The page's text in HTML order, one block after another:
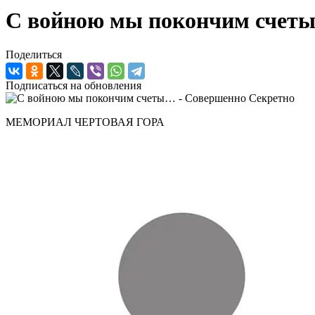
С войною мы покончим
Поделиться
Подписаться на обновления
МЕМОРИАЛ ЧЕРТОВАЯ ГОРА